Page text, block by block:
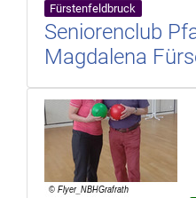
Fürstenfeldbruck
Seniorenclub
Magdalena